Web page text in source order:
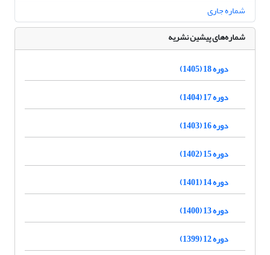
شماره جاری
شماره‌های پیشین نشریه
دوره 18 (1405)
دوره 17 (1404)
دوره 16 (1403)
دوره 15 (1402)
دوره 14 (1401)
دوره 13 (1400)
دوره 12 (1399)